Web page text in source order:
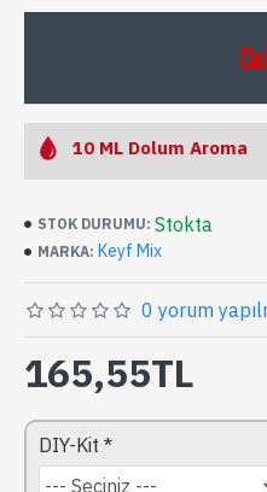
10 ML Dolum Aroma
STOK DURUMU: Stokta
MARKA: Keyf Mix
0 yorum
165,55TL
DIY-Kit